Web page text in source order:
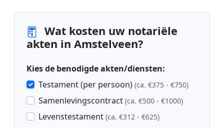
Wat kosten uw notariële
akten in Amstelveen?
Kies de benodigde akten/diensten:
Testament (per persoon) (ca. €375 - €750)
Samenlevingscontract (ca. €500 - €1000)
Levenstestament (ca. €312 - €625)